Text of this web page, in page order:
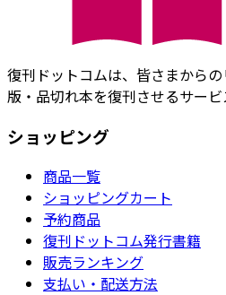
復刊ドットコムは、皆さまから
版・品切れ本を復刊させるサービ
ショッピング
商品一覧
ショッピングカート
予約商品
復刊ドットコム発行書籍
販売ランキング
支払い・配送方法